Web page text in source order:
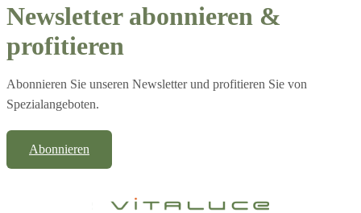
Newsletter abonnieren &
profitieren
Abonnieren Sie unseren Newsletter und profitieren Sie von
Spezialangeboten.
Abonnieren